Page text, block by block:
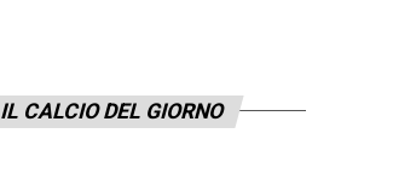
IL CALCIO DEL GIORNO